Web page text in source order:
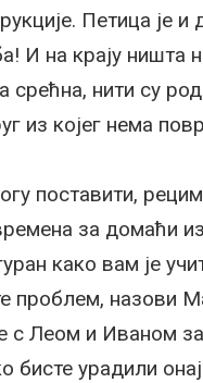
Петица је и
И на крају ништа
срећна, нити су
из којег нема
поставити,
за домаћи
како вам је
проблем, назови
с Леом и Иваном
бисте урадили